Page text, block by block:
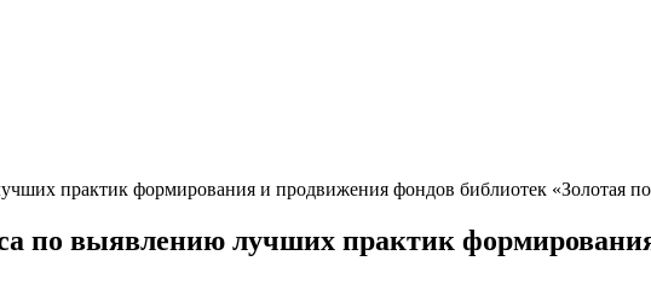
практик формирования и продвижения фондов библиотек «Золотая
по выявлению лучших практик